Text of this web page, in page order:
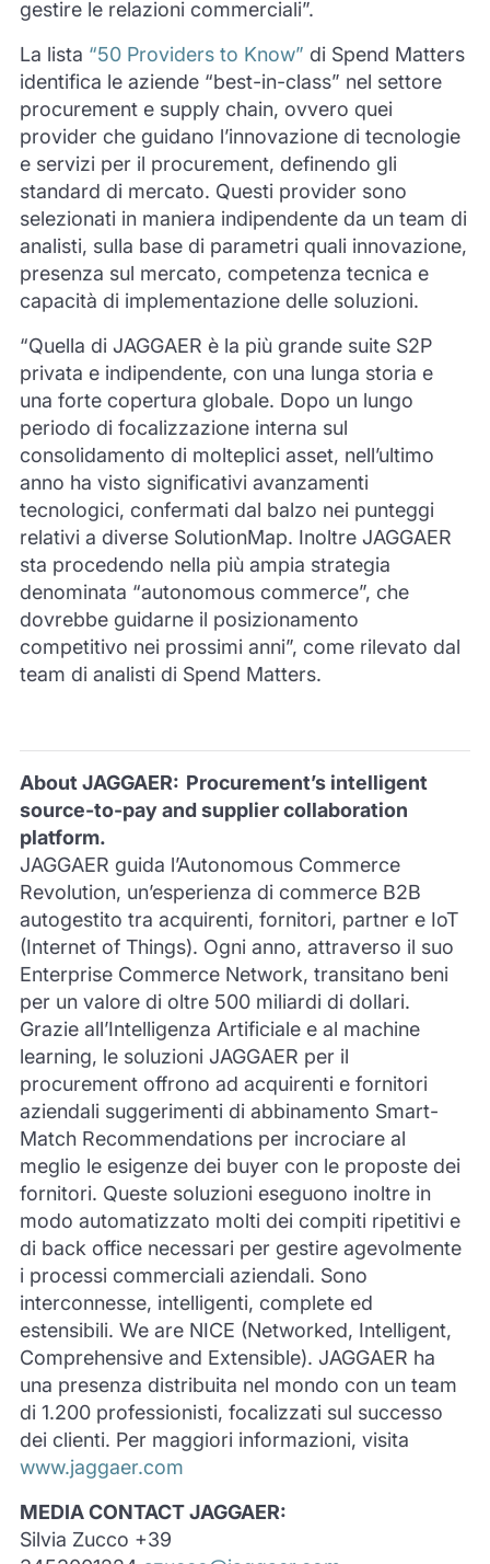
gestire le relazioni commerciali”.
La lista “50 Providers to Know” di Spend Matters
identifica le aziende “best-in-class” nel settore
procurement e supply chain, ovvero quei
provider che guidano l’innovazione di tecnologie
e servizi per il procurement, definendo gli
standard di mercato. Questi provider sono
selezionati in maniera indipendente da un team di
analisti, sulla base di parametri quali innovazione,
presenza sul mercato, competenza tecnica e
capacità di implementazione delle soluzioni.
“Quella di JAGGAER è la più grande suite S2P
privata e indipendente, con una lunga storia e
una forte copertura globale. Dopo un lungo
periodo di focalizzazione interna sul
consolidamento di molteplici asset, nell’ultimo
anno ha visto significativi avanzamenti
tecnologici, confermati dal balzo nei punteggi
relativi a diverse SolutionMap. Inoltre JAGGAER
sta procedendo nella più ampia strategia
denominata “autonomous commerce”, che
dovrebbe guidarne il posizionamento
competitivo nei prossimi anni”, come rilevato dal
team di analisti di Spend Matters.
About JAGGAER: Procurement’s intelligent
source-to-pay and supplier collaboration
platform.
JAGGAER guida l’Autonomous Commerce
Revolution, un’esperienza di commerce B2B
autogestito tra acquirenti, fornitori, partner e IoT
(Internet of Things). Ogni anno, attraverso il suo
Enterprise Commerce Network, transitano beni
per un valore di oltre 500 miliardi di dollari.
Grazie all’Intelligenza Artificiale e al machine
learning, le soluzioni JAGGAER per il
procurement offrono ad acquirenti e fornitori
aziendali suggerimenti di abbinamento Smart-
Match Recommendations per incrociare al
meglio le esigenze dei buyer con le proposte dei
fornitori. Queste soluzioni eseguono inoltre in
modo automatizzato molti dei compiti ripetitivi e
di back office necessari per gestire agevolmente
i processi commerciali aziendali. Sono
interconnesse, intelligenti, complete ed
estensibili. We are NICE (Networked, Intelligent,
Comprehensive and Extensible). JAGGAER ha
una presenza distribuita nel mondo con un team
di 1.200 professionisti, focalizzati sul successo
dei clienti. Per maggiori informazioni, visita
www.jaggaer.com
MEDIA CONTACT JAGGAER:
Silvia Zucco +39